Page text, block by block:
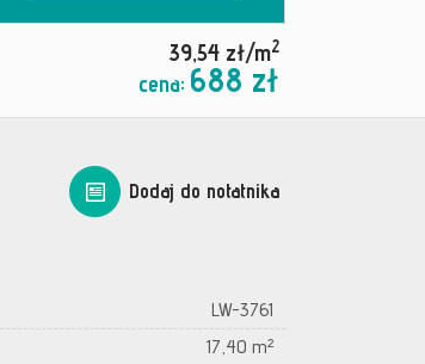
39,54 zł/m2
cena: 688 zł
Dodaj do notatnika
LW-3761
17,40 m²